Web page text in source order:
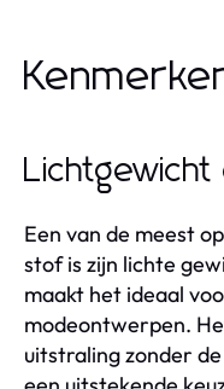
Lichtgewicht
Een van de meest
stof is zijn lichte
maakt het ideaal
modeontwerpen.
uitstraling zonder